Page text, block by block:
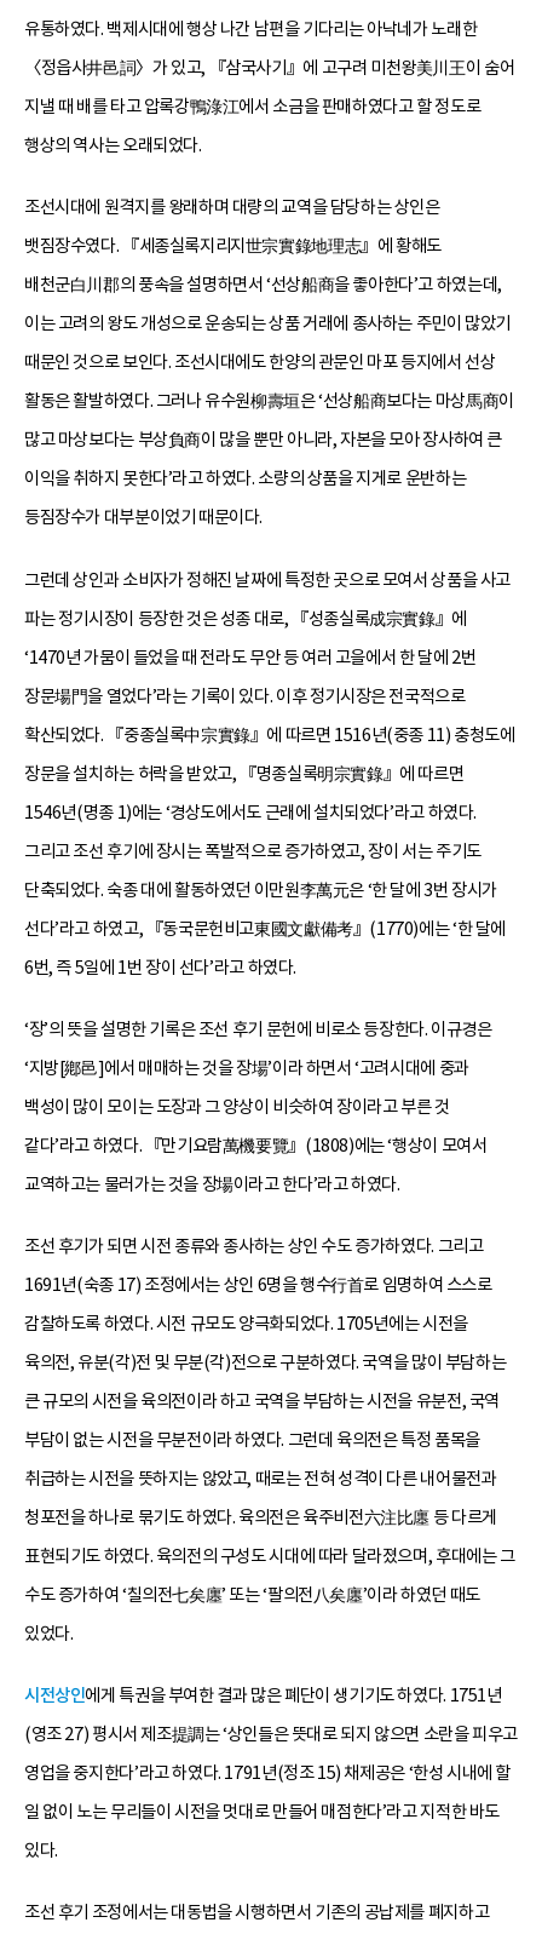
유통하였다. 백제시대에 행상 나간 남편을 기다리는 아낙네가 노래한
〈정읍사井邑詞〉가 있고, 『삼국사기』에 고구려 미천왕美川王이 숨어
지낼 때 배를 타고 압록강鴨淥江에서 소금을 판매하였다고 할 정도로
행상의 역사는 오래되었다.
조선시대에 원격지를 왕래하며 대량의 교역을 담당하는 상인은
뱃짐장수였다. 『세종실록지리지世宗實錄地理志』에 황해도
배천군白川郡의 풍속을 설명하면서 ‘선상船商을 좋아한다’고 하였는데,
이는 고려의 왕도 개성으로 운송되는 상품 거래에 종사하는 주민이 많았기
때문인 것으로 보인다. 조선시대에도 한양의 관문인 마포 등지에서 선상
활동은 활발하였다. 그러나 유수원柳壽垣은 ‘선상船商보다는 마상馬商이
많고 마상보다는 부상負商이 많을 뿐만 아니라, 자본을 모아 장사하여 큰
이익을 취하지 못한다’라고 하였다. 소량의 상품을 지게로 운반하는
등짐장수가 대부분이었기 때문이다.
그런데 상인과 소비자가 정해진 날짜에 특정한 곳으로 모여서 상품을 사고
파는 정기시장이 등장한 것은 성종 대로, 『성종실록成宗實錄』에
‘1470년 가뭄이 들었을 때 전라도 무안 등 여러 고을에서 한 달에 2번
장문場門을 열었다’라는 기록이 있다. 이후 정기시장은 전국적으로
확산되었다. 『중종실록中宗實錄』에 따르면 1516년(중종 11) 충청도에
장문을 설치하는 허락을 받았고, 『명종실록明宗實錄』에 따르면
1546년(명종 1)에는 ‘경상도에서도 근래에 설치되었다’라고 하였다.
그리고 조선 후기에 장시는 폭발적으로 증가하였고, 장이 서는 주기도
단축되었다. 숙종 대에 활동하였던 이만원李萬元은 ‘한 달에 3번 장시가
선다’라고 하였고, 『동국문헌비고東國文獻備考』(1770)에는 ‘한 달에
6번, 즉 5일에 1번 장이 선다’라고 하였다.
‘장’의 뜻을 설명한 기록은 조선 후기 문헌에 비로소 등장한다. 이규경은
‘지방[鄕邑]에서 매매하는 것을 장場’이라 하면서 ‘고려시대에 중과
백성이 많이 모이는 도장과 그 양상이 비슷하여 장이라고 부른 것
같다’라고 하였다. 『만기요람萬機要覽』(1808)에는 ‘행상이 모여서
교역하고는 물러가는 것을 장場이라고 한다’라고 하였다.
조선 후기가 되면 시전 종류와 종사하는 상인 수도 증가하였다. 그리고
1691년(숙종 17) 조정에서는 상인 6명을 행수行首로 임명하여 스스로
감찰하도록 하였다. 시전 규모도 양극화되었다. 1705년에는 시전을
육의전, 유분(각)전 및 무분(각)전으로 구분하였다. 국역을 많이 부담하는
큰 규모의 시전을 육의전이라 하고 국역을 부담하는 시전을 유분전, 국역
부담이 없는 시전을 무분전이라 하였다. 그런데 육의전은 특정 품목을
취급하는 시전을 뜻하지는 않았고, 때로는 전혀 성격이 다른 내어물전과
청포전을 하나로 묶기도 하였다. 육의전은 육주비전六注比廛 등 다르게
표현되기도 하였다. 육의전의 구성도 시대에 따라 달라졌으며, 후대에는 그
수도 증가하여 ‘칠의전七矣廛’ 또는 ‘팔의전八矣廛’이라 하였던 때도
있었다.
시전상인에게 특권을 부여한 결과 많은 폐단이 생기기도 하였다. 1751년
(영조 27) 평시서 제조提調는 ‘상인들은 뜻대로 되지 않으면 소란을 피우고
영업을 중지한다’라고 하였다. 1791년(정조 15) 채제공은 ‘한성 시내에 할
일 없이 노는 무리들이 시전을 멋대로 만들어 매점한다’라고 지적한 바도
있다.
조선 후기 조정에서는 대동법을 시행하면서 기존의 공납제를 폐지하고